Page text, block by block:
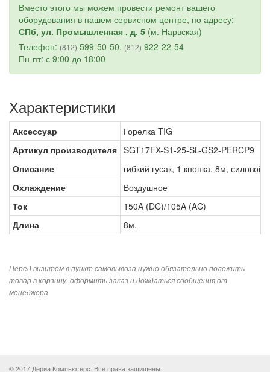
Вместо этого мы можем провести ремонт вашего
оборудования в нашем сервисном центре, по адресу:
СПб, ул. Промышленная , д. 5 (м. Нарвская)
Телефон: (812) 599-50-50, (812) 922-22-54
Пн-пт: с 9:00 до 18:00
Характеристики
Аксессуар
Горелка TIG
Артикул производителя SGT17FX-S1-25-SL-GS2-PERCP9
Описание
гибкий гусак, 1 кнопка, 8м,
Охлаждение
Воздушное
Ток
150A (DC)/105A (AC)
Длина
8м.
Перед визитом в пункт самовывоза нужно обязательно положить
товар в корзину, оформить заказ и дождаться сообщения от
менеджера
© 2017 Дериа Компьютерс. Все права защищены.